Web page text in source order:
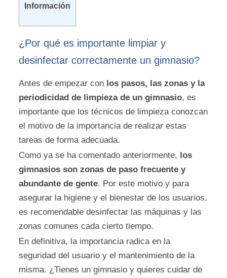
Información
¿Por qué es importante limpiar y
desinfectar correctamente un gimnasio?
Antes de empezar conlos pasos, las zonas y la
periodicidad de limpieza de un gimnasio, es
importante que los técnicos de limpieza conozcan
el motivo de la importancia de realizar estas
tareas de forma adecuada.
Como ya se ha comentado anteriormente, los
gimnasios son zonas de paso frecuente y
abundante de gente. Por este motivo y para
asegurar la higiene y el bienestar de los usuarios,
es recomendable desinfectar las máquinas y las
zonas comunes cada cierto tiempo.
En definitiva, la importancia radica en la
seguridad del usuario y el mantenimiento de la
misma. ¿Tienes un gimnasio y quieres cuidar de